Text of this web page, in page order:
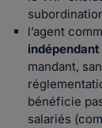
l’agent
indépendant
mandant,
bénéficie
salariés